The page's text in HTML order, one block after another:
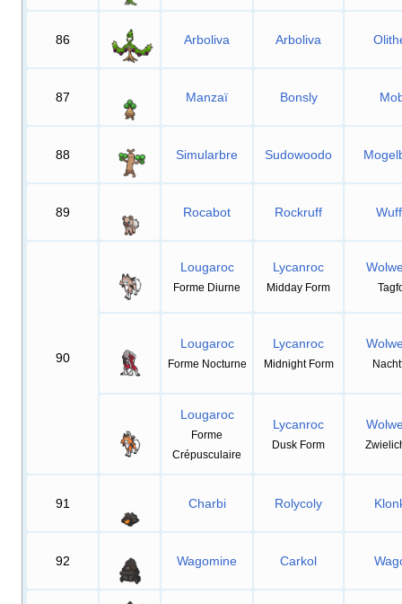
86 Arboliva Arboliva
87 Manzaï Bonsly
88 Simularbre Sudowoodo
89 Rocabot Rockruff
90
Lougaroc
Forme Diurne
Lycanroc
Midday Form
Lougaroc
Forme Nocturne
Lycanroc
Midnight Form
Lougaroc
Forme
Crépusculaire
Lycanroc
Dusk Form
91 Charbi Rolycoly
92 Wagomine Carkol